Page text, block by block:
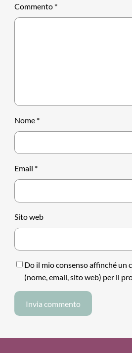
Commento *
Nome *
Email *
Sito web
Do il mio consenso affinché un
(nome, email, sito web) per il